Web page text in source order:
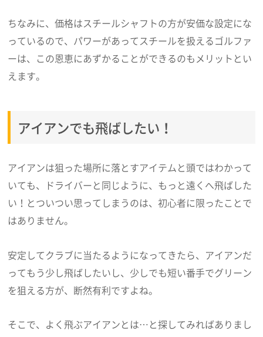
ちなみに、価格はスチールシャフトの方が安価な設定にな
っているので、パワーがあってスチールを扱えるゴルファ
ーは、この恩恵にあずかることができるのもメリットとい
えます。
アイアンでも飛ばしたい！
アイアンは狙った場所に落とすアイテムと頭ではわかって
いても、ドライバーと同じように、もっと遠くへ飛ばした
い！とついつい思ってしまうのは、初心者に限ったことで
はありません。
安定してクラブに当たるようになってきたら、アイアンだ
ってもう少し飛ばしたいし、少しでも短い番手でグリーン
を狙える方が、断然有利ですよね。
そこで、よく飛ぶアイアンとは…と探してみればありまし